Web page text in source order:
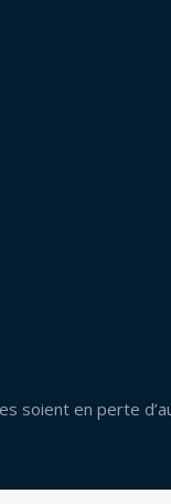
soient en perte